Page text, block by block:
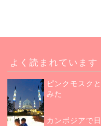
よく読まれています
ピンクモスク
みた
カンボジアで